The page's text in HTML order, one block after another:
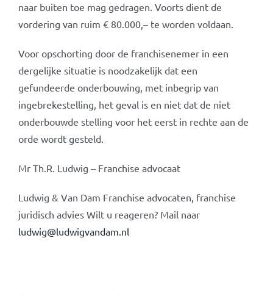
naar buiten toe mag gedragen. Voorts dient de
vordering van ruim € 80.000,– te worden voldaan.
Voor opschorting door de franchisenemer in een
dergelijke situatie is noodzakelijk dat een
gefundeerde onderbouwing, met inbegrip van
ingebrekestelling, het geval is en niet dat de niet
onderbouwde stelling voor het eerst in rechte aan de
orde wordt gesteld.
Mr Th.R. Ludwig – Franchise advocaat
Ludwig & Van Dam Franchise advocaten, franchise
juridisch advies Wilt u reageren? Mail naar
ludwig@ludwigvandam.nl